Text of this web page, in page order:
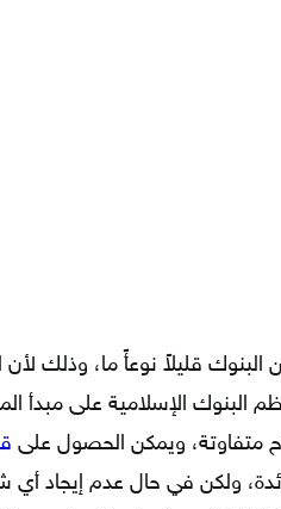
البنوك قليلاً نوعأً ما، وذلك لأن
الإسلامية على مبدأ
متفاوتة، ويمكن الحصول على
ولكن في حال عدم إيجاد